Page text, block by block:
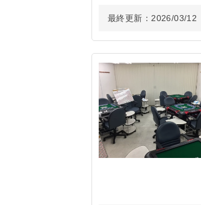
最終更新： 2026/03/12